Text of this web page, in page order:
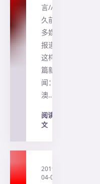
言// 不
久前许
多媒体
报道过
这样一
篇新
闻：
澳…
阅读全
文
2019-
04-04